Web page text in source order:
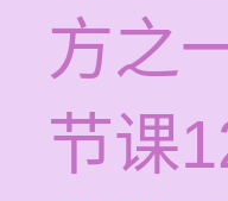
方之
节课